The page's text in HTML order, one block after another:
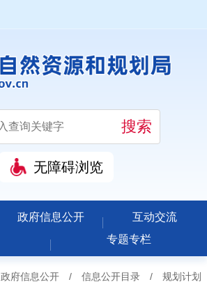
无障碍浏览
政府信息公开
互动交流
专题专栏
政府信息公开 / 信息公开目录 / 规划计划